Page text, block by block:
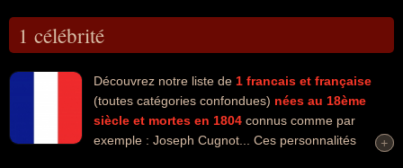
1 célébrité
Découvrez notre liste de 1 francais et française
(toutes catégories confondues) nées au 18ème
siècle et mortes en 1804 connus comme par
exemple : Joseph Cugnot... Ces personnalités
+
+